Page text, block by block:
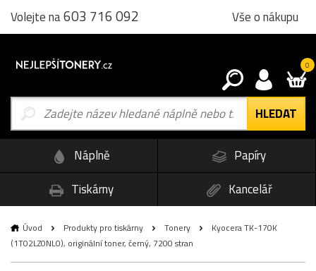
Volejte na603 716 092 Vše o nákupu
0
Náplně
Papíry
Tiskárny
Kancelář
Úvod Produkty pro tiskárny Tonery
Kyocera TK-170K
(1T02LZ0NL0), originální toner, černý, 7200 stran